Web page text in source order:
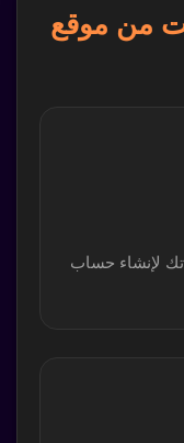
من موقع
لإنشاء حساب